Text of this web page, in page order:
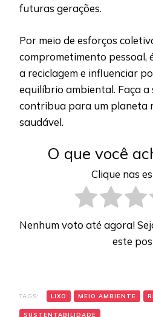
futuras gerações.
Por meio de esforços
comprometimento pessoal,
a reciclagem e influenciar
equilíbrio ambiental. Faça a
contribua para um planeta
saudável.
O que você
Clique nas
Nenhum voto até agora!
este
TAGS: LIXO MEIO AMBIENTE
SUSTENTABILIDADE